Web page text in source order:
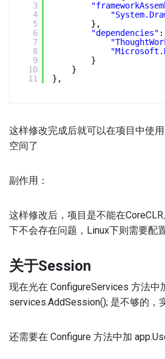
3
4
5
6
7
8
9
10
11
},
"dependencies"
}
}
},
这样修改完成后就可以在项目中使
空间了
副作用：
这样修改后，项目是不能在
下不会存在问题，Linux下则需要配
关于Session
现在光在 ConfigureServices 方法中
services.AddSession(); 是不够的，
还需要在 Configure 方法中加